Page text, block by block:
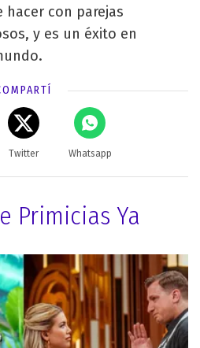
hacer con parejas
y es un éxito en
Twitter Whatsapp
Primicias Ya